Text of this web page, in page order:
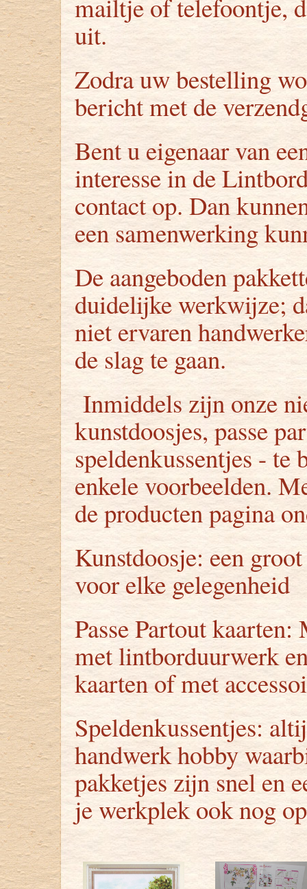
mailtje of telefoontje,
uit.
Zodra uw bestelling
bericht met de
Bent u eigenaar van
interesse in de
contact op. Dan
een samenwerking
De aangeboden
duidelijke werkwijze;
niet ervaren
de slag te gaan.
Inmiddels zijn onze
kunstdoosjes, passe
speldenkussentjes - te
enkele voorbeelden.
de producten pagina
Kunstdoosje: een
voor elke gelegenheid
Passe Partout
met lintborduurwerk
kaarten of met
Speldenkussentjes:
handwerk hobby
pakketjes zijn snel en
je werkplek ook nog